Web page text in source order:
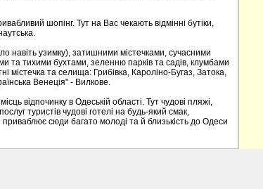
шопінг. Тут на Вас чекають відмінні бутіки,
навіть узимку), затишними містечками, сучасними
та тихими бухтами, зеленню парків та садів, клумбами
містечка та селища: Грибівка, Кароліно-Бугаз, Затока,
Венеція" - Вилкове.
відпочинку в Одеській області. Тут чудові пляжі,
туристів чудові готелі на будь-який смак,
сюди багато молоді та й близькість до Одеси